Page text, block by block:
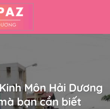
Môn Hải Dương
bạn cần biết